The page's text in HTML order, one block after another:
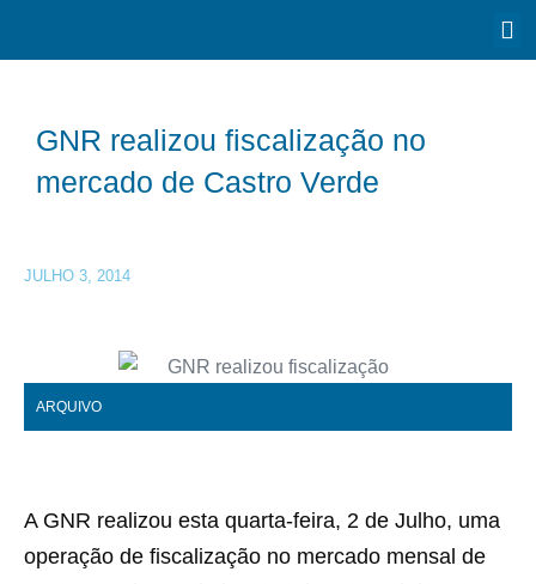
GNR realizou fiscalização no
mercado de Castro Verde
JULHO 3, 2014
ARQUIVO
A GNR realizou esta quarta-feira, 2 de Julho, uma
operação de fiscalização no mercado mensal de